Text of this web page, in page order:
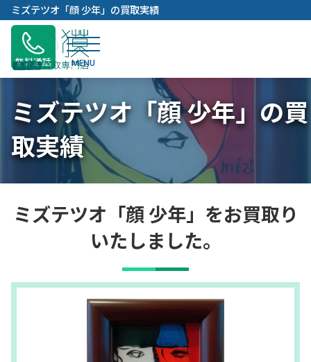
内
容
キ
ッ
プ
ミズテツオ「顔 少年」の買取実績
無料通話
ミズテツオ「顔 少年」の買
取実績
ミズテツオ「顔 少年」をお買取り
いたしました。